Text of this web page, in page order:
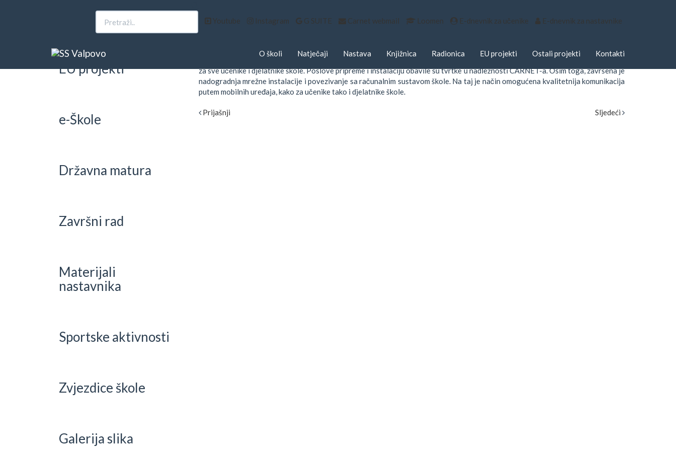
Youtube Instagram G SUITE Carnet webmail Loomen E-dnevnik za učenike E-dnevnik za nastavnike
O školi Natječaji Nastava Knjižnica Radionica EU projekti Ostali projekti Kontakti
EU projekti
e-Škole
Državna matura
Završni rad
Materijali
nastavnika
Sportske aktivnosti
Zvjezdice škole
Galerija slika
KROZ PROJEKT E-ŠKOLE UGRAĐEN WI-FI
31. listopada 2022.
u gotovo svim prostorima naše škole ugrađeni su sustavi za prijenos podatak tj. besplatni wi-fi
za sve učenike i djelatnike škole. Poslove pripreme i instalaciju obavile su tvrtke u nadležnosti CARNET-a. Osim toga, završena je
nadogradnja mrežne instalacije i povezivanje sa računalnim sustavom škole. Na taj je način omogućena kvalitetnija komunikacija
putem mobilnih uređaja, kako za učenike tako i djelatnike škole.
Prijašnji Sljedeći